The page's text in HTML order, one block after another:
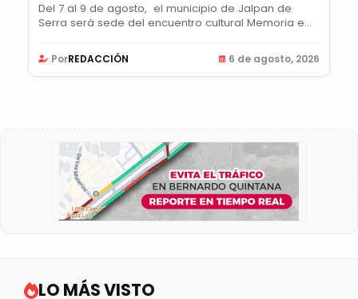
Del 7 al 9 de agosto, el municipio de Jalpan de
Serra será sede del encuentro cultural Memoria e...
PorREDACCIÓN 6 de agosto, 2026
LO MÁS VISTO